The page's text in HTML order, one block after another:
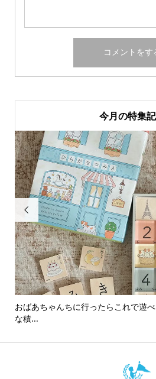
今月の特集

おばあちゃんちに行ったらこれで遊
な積...